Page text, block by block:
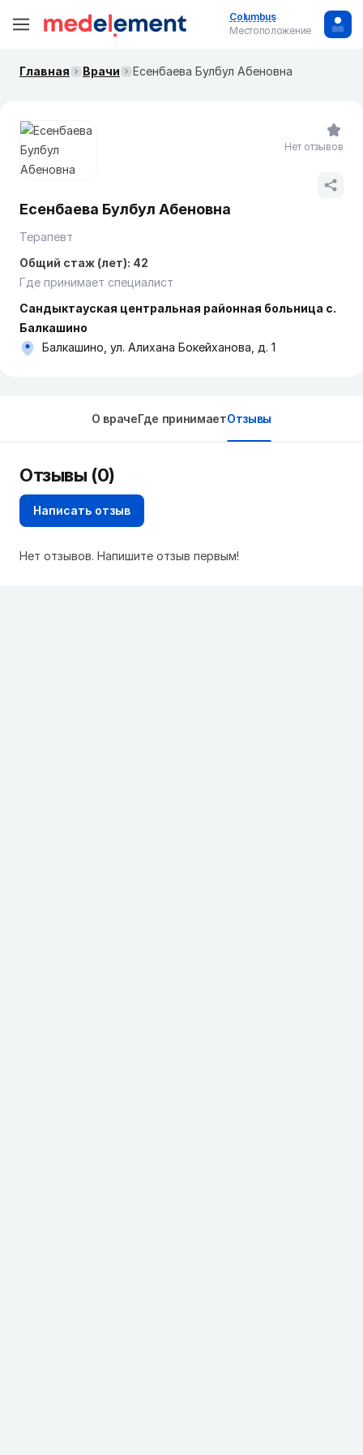
Columbus
Местоположение
Главная Врачи Есенбаева Булбул Абеновна
Есенбаева Булбул Абеновна
Терапевт
Общий стаж (лет): 42
Где принимает специалист
Сандыктауская центральная районная больница с.
Балкашино
Балкашино, ул. Алихана Бокейханова, д. 1
Нет отзывов
О врачеГде принимаетОтзывы
Отзывы (0)
Написать отзыв
Нет отзывов. Напишите отзыв первым!